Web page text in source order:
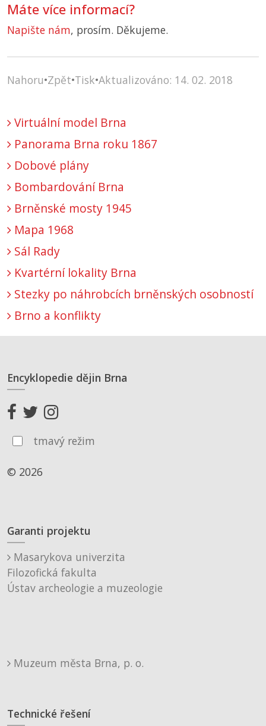
Máte více informací?
Napište nám, prosím. Děkujeme.
Nahoru•Zpět•Tisk•Aktualizováno: 14. 02. 2018
Virtuální model Brna
Panorama Brna roku 1867
Dobové plány
Bombardování Brna
Brněnské mosty 1945
Mapa 1968
Sál Rady
Kvartérní lokality Brna
Stezky po náhrobcích brněnských osobností
Brno a konflikty
Encyklopedie dějin Brna
tmavý režim
© 2026
Garanti projektu
Masarykova univerzita
Filozofická fakulta
Ústav archeologie a muzeologie
Muzeum města Brna, p. o.
Technické řešení